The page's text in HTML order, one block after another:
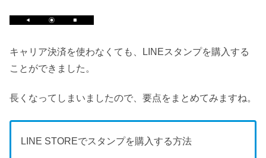
キャリア決済を使わなくても、LINEスタンプを購入する
ことができました。
長くなってしまいましたので、要点をまとめてみますね。
LINE STOREでスタンプを購入する方法